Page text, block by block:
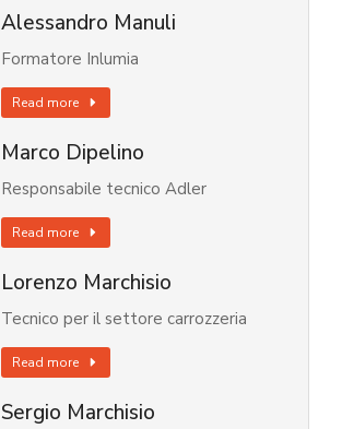
Alessandro Manuli
Formatore Inlumia
Read more
Marco Dipelino
Responsabile tecnico Adler
Read more
Lorenzo Marchisio
Tecnico per il settore carrozzeria
Read more
Sergio Marchisio